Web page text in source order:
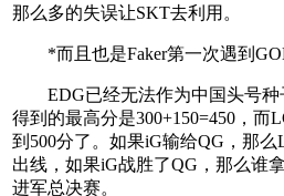
那么多的失误让SKT去利用。
*而且也是Faker第一次遇到
EDG已经无法作为中国头号种
得到的最高分是300+150=450，而
到500分了。如果iG输给QG，那
出线，如果iG战胜了QG，那么谁
进军总决赛。